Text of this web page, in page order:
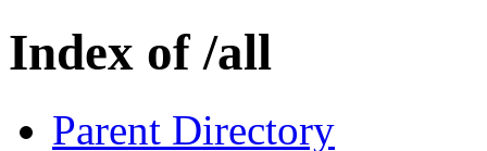
Index of /all
Parent Directory